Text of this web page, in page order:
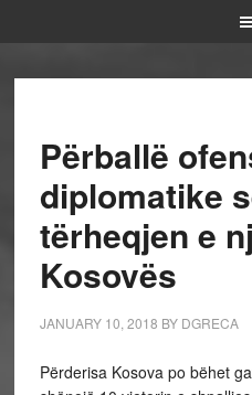
Përballë
diplomatike
tërheqjen e
Kosovës
JANUARY 10, 2018 BY DGRECA
Përderisa Kosova po bëhet